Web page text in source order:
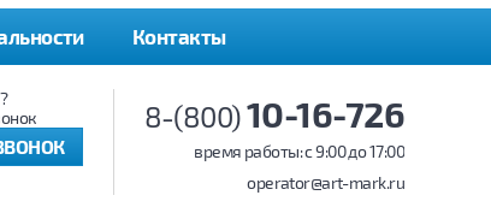
Контакты
8-(800)10-16-726
время работы: c 9:00 до 17:00
operator@art-mark.ru